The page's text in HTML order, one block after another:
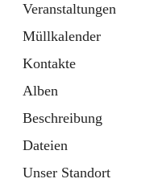
Veranstaltungen
Müllkalender
Kontakte
Alben
Beschreibung
Dateien
Unser Standort